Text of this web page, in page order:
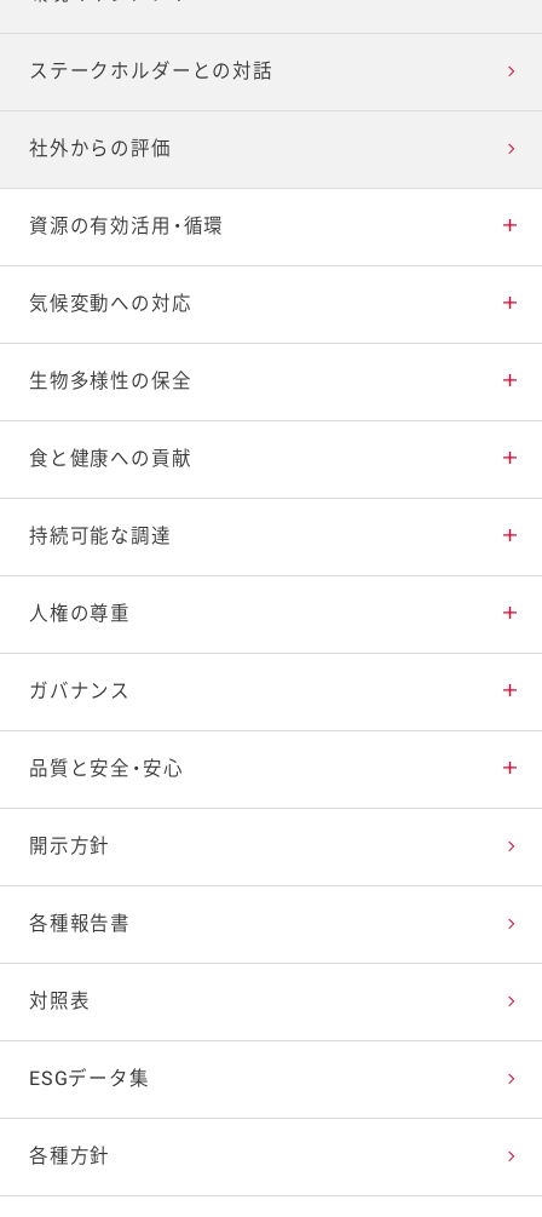
ステークホルダーとの対話
社外からの評価
資源の有効活用・循環
食品ロスの削減・有効活用
プラスチックの削減・再利用
水資源の持続的利用
気候変動への対応
CO2排出量の削減
生物多様性の保全
生物多様性の保全活動
食と健康への貢献
健康寿命延伸への貢献
子どもの心と体の健康支援
ユニバーサルデザインへの取り組み
社会貢献活動
持続可能な調達
持続可能な調達の推進
人権の尊重
人権尊重への取り組み
多様な人材の活躍
健康経営・労働安全衛生
ガバナンス
倫理規範
コーポレート・ガバナンス
リスクマネジメント
品質と安全・安心
品質保証体制
商品品質の取り組み
バリューチェーン品質の取り組み
サプライヤー品質の取り組み
品質基盤の強化
開示方針
各種報告書
対照表
ESGデータ集
各種方針